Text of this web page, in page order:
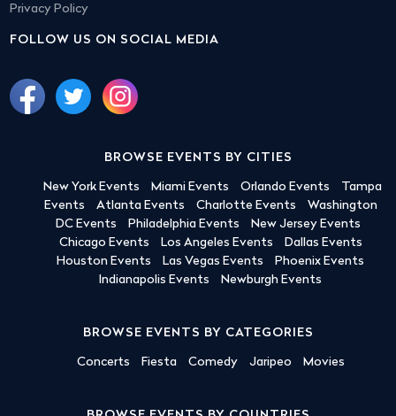
Privacy Policy
FOLLOW US ON SOCIAL MEDIA
BROWSE EVENTS BY CITIES
New York Events Miami Events Orlando Events
Tampa
Events
Atlanta Events Charlotte Events
Washington
DC Events
Philadelphia Events
New Jersey Events
Chicago Events
Los Angeles Events
Dallas Events
Houston Events
Las Vegas Events
Phoenix Events
Indianapolis Events
Newburgh Events
BROWSE EVENTS BY CATEGORIES
Concerts Fiesta Comedy Jaripeo Movies